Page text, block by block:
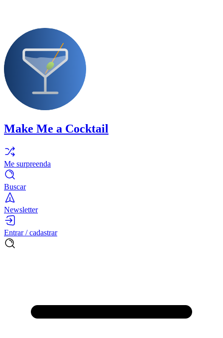
Make Me a Cocktail
Me surpreenda
Buscar
Newsletter
Entrar / cadastrar